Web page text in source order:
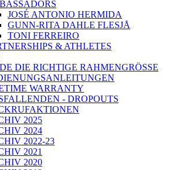
JOSÉ ANTONIO HERMIDA
GUNN-RITA DAHLE FLESJÅ
TONI FERREIRO
& ATHLETES
DIE RICHTIGE RAHMENGRÖSSE
WARRANTY
- DROPOUTS
2025
2024
2022-23
2021
2020